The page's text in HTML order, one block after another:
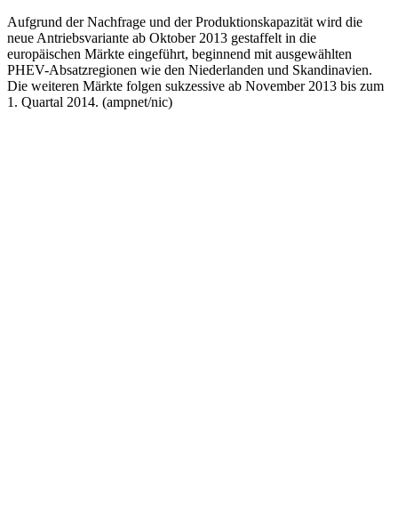
Aufgrund der Nachfrage und der Produktionskapazität wird die
neue Antriebsvariante ab Oktober 2013 gestaffelt in die
europäischen Märkte eingeführt, beginnend mit ausgewählten
PHEV-Absatzregionen wie den Niederlanden und Skandinavien.
Die weiteren Märkte folgen sukzessive ab November 2013 bis zum
1. Quartal 2014. (ampnet/nic)